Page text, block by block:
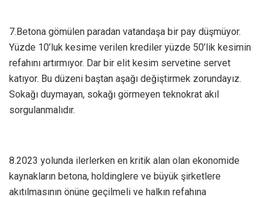
7.Betona gömülen paradan vatandaşa bir pay düşmüyor.
Yüzde 10’luk kesime verilen krediler yüzde 50’lik kesimin
refahını artırmıyor. Dar bir elit kesim servetine servet
katıyor. Bu düzeni baştan aşağı değiştirmek zorundayız.
Sokağı duymayan, sokağı görmeyen teknokrat akıl
sorgulanmalıdır.
8.2023 yolunda ilerlerken en kritik alan olan ekonomide
kaynakların betona, holdinglere ve büyük şirketlere
akıtılmasının önüne geçilmeli ve halkın refahına